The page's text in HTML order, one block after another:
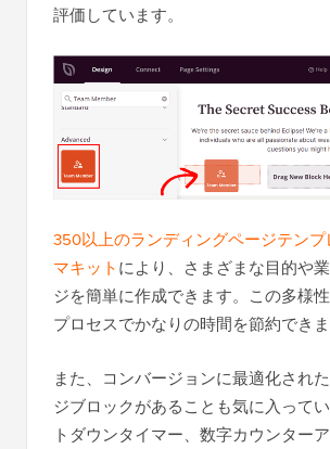
評価しています。
350以上のランディングページテン
マキットにより、さまざまな目的や
ジを簡単に作成できます。この多様
プロセスでかなりの時間を節約できま
また、コンバージョンに最適化され
ジブロックがあることも気に入って
トダウンタイマー、数字カウンター